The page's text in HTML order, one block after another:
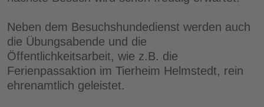
Neben dem Besuchshundedienst werden auch
die Übungsabende und die
Öffentlichkeitsarbeit, wie z.B. die
Ferienpassaktion im Tierheim Helmstedt, rein
ehrenamtlich geleistet.